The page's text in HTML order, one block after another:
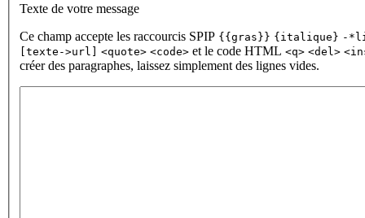
Texte de votre message
Ce champ accepte les raccourcis SPIP {{gras}} {italique} -
[texte->url] <quote> <code> et le code HTML <q> <del>
créer des paragraphes, laissez simplement des lignes vides.